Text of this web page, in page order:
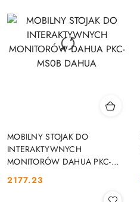
MOBILNY STOJAK DO
INTERAKTYWNYCH
MONITORÓW DAHUA PKC-
MS0B DAHUA
Cena:
2177.23